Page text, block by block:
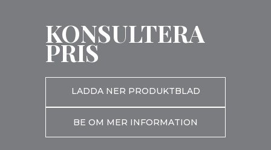
KONSULTERA
PRIS
LADDA NER PRODUKTBLAD
BE OM MER INFORMATION